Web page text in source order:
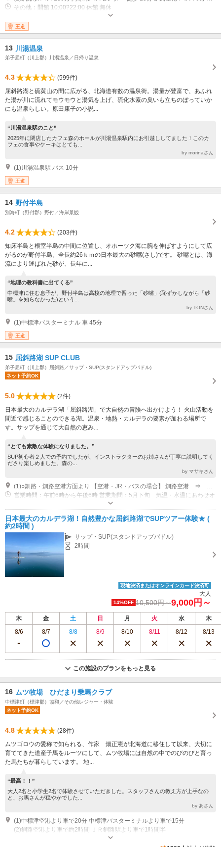
その他：開館 10:00?22:00 休館 無休
王道
13 川湯温泉
弟子屈町（川上郡）川湯温泉／日帰り温泉
4.3
(599件)
屈斜路湖と硫黄山の間に広がる、北海道有数の温泉街。湯量が豊富で、あふれ
た湯が川に流れてモウモウと湯気を上げ、硫化水素の臭いも立ちのぼっていか
にも温泉らしい。原田康子の小説...
“川湯温泉駅のこと”
2025年に閉店したカフェ森のホールが川湯温泉駅内にお引越ししてました！このカ
フェの食事やケーキはとても...
by morinaさん
(1)川湯温泉駅 バス 10分
王道
14 野付半島
別海町（野付郡）野付／海岸景観
4.2
(203件)
知床半島と根室半島の中間に位置し、オホーツク海に腕を伸ばすようにして広
がるのが野付半島。全長約26ｋｍの日本最大の砂嘴(さし)です。 砂嘴とは、海
流により運ばれた砂が、長年に...
“地理の教科書に出てくる”
中標津に住む息子が、野付半島は高校の地理で習った「砂嘴」(恥ずかしながら「砂
嘴」を知らなかった)という...
by TONさん
(1)中標津バスターミナル 車 45分
王道
15 屈斜路湖 SUP CLUB
弟子屈町（川上郡）屈斜路／サップ・SUP(スタンドアップパドル)
ネット予約OK
5.0
(2件)
日本最大のカルデラ湖「屈斜路湖」で大自然の冒険へ出かけよう！ 火山活動を
間近で感じることのできる湖。温泉・地熱・カルデラの要素が加わる場所で
す。サップを通じて大自然の恵み...
“とても素敵な体験になりました。”
SUP初心者２人での予約でしたが、インストラクターのお姉さんが丁寧に説明してく
ださり楽しめました。森の...
by マサキさん
(1)○釧路・釧路空港方面より 【空港・JR・バスの場合】 釧路空港 ⇒ 釧路空港連絡バス（約45分） ⇒ JR釧路駅 ⇒ JR釧網本線（約1時間40分） ⇒ JR摩周駅 ⇒ 阿寒バス ⇒ 和琴半島 【自動車の場合】 釧路空港 ⇒ 国道274号線・241号線（約1時間45分） ⇒ 和琴半島 ○網走・女満別空港方面より 【空港・JR・バスの場合】 女満別空港 ⇒ 女満別空港線（約30分） ⇒ JR網走駅 ⇒ JR釧網本線（約45分） ⇒ JR知床斜里駅 ⇒ JR釧網本線（約45分） ⇒ JR摩周駅 ⇒ 阿寒バス ⇒ 和琴半島 【自動車の場合】 網走市街 ⇒ 国道39号線・国道243号線（約1時間30分） ⇒ 和琴半島 女満別空港 ⇒ 国道39号線・国道243号線（約1時間） ⇒ 和琴半島
営業時間：午前6時から午後6時 営業期間：5月下旬 気温・水温にあわせオ
日本最大のカルデラ湖！自然豊かな屈斜路湖でSUPツアー体験★ (
約2時間 )
サップ・SUP(スタンドアップパドル)
2時間
現地決済またはオンラインカード決済可
大人
14%OFF 10,500円～9,000円～
木 金 土 日 月 火 水
木
8/6
8/7 8/8 8/9 8/10 8/11 8/12 8/13
この施設のプランをもっと見る
16 ムツ牧場 ひだまり乗馬クラブ
中標津町（標津郡）協和／その他レジャー・体験
ネット予約OK
4.8
(28件)
ムツゴロウの愛称で知られる、作家 畑正憲が北海道に移住して以来、大切に
育ててきた道産子馬をルーツにして、ムツ牧場には自然の中でのびのびと育っ
た馬たちが暮らしています。 地...
“最高！！”
大人2名と小学生2名で体験させていただきした。スタッフさんの教え方が上手なの
と、お馬さんが穏やかでした...
by あさん
(1)中標津空港より車で20分 中標津バスターミナルより車で15分
(2)釧路空港より車で約2時間 ＪＲ釧路駅より車で1時間半
営業時間：夏期 １０：００～１７：００ 冬期 １０：００～１５：００